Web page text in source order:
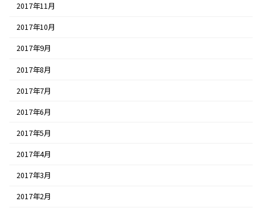
2017年11月
2017年10月
2017年9月
2017年8月
2017年7月
2017年6月
2017年5月
2017年4月
2017年3月
2017年2月